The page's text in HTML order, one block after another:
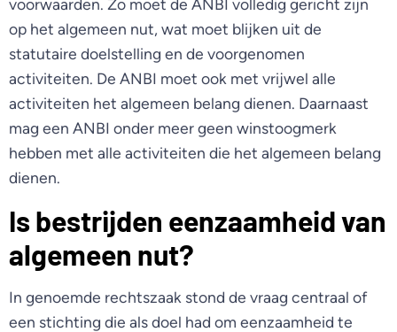
voorwaarden. Zo moet de ANBI volledig gericht zijn
op het algemeen nut, wat moet blijken uit de
statutaire doelstelling en de voorgenomen
activiteiten. De ANBI moet ook met vrijwel alle
activiteiten het algemeen belang dienen. Daarnaast
mag een ANBI onder meer geen winstoogmerk
hebben met alle activiteiten die het algemeen belang
dienen.
Is bestrijden eenzaamheid van
algemeen nut?
In genoemde rechtszaak stond de vraag centraal of
een stichting die als doel had om eenzaamheid te